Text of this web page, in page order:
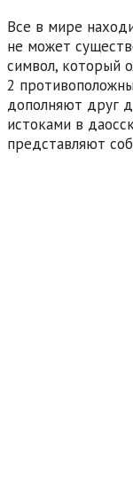
Все в мире
не может
символ, который
2
дополняют друг
истоками в
представляют